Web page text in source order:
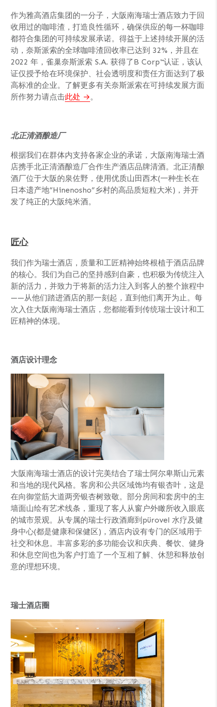
作为雅高酒店集团的一分子，大阪南海瑞士酒店致力于回
收用过的咖啡渣，打造良性循环，确保供应的每一杯咖啡
都符合集团的可持续发展承诺。得益于上述持续开展的活
动，奈斯派索的全球咖啡渣回收率已达到 32%，并且在
2022 年，雀巢奈斯派索 S.A. 获得了B Corp™认证，该认
证仅授予给在环境保护、社会透明度和责任方面达到了极
高标准的企业。了解更多有关奈斯派索在可持续发展方面
所作努力请点击此处 。
北正清酒酿造厂
根据我们在群体内支持各家企业的承诺，大阪南海瑞士酒
店携手北正清酒酿造厂合作生产酒店品牌清酒。北正清酿
酒厂位于大阪的泉佐野，使用优质山田西木(一种生长在
日本遗产地“Hinenosho”乡村的高品质短粒大米)，并开
发了纯正的大阪纯米酒。
匠心
我们作为瑞士酒店，质量和工匠精神始终根植于酒店品牌
的核心。我们为自己的坚持感到自豪，也积极为传统注入
新的活力，并致力于将新的活力注入到客人的整个旅程中
——从他们踏进酒店的那一刻起，直到他们离开为止。每
次入住大阪南海瑞士酒店，您都能看到传统瑞士设计和工
匠精神的体现。
酒店设计理念
大阪南海瑞士酒店的设计完美结合了瑞士阿尔卑斯山元素
和当地的现代风格。客房和公共区域饰均有银杏叶，这是
在向御堂筋大道两旁银杏树致敬。部分房间和套房中的主
墙面山绘有艺术线条，重现了客人从窗户外瞰所收入眼底
的城市景观。从专属的瑞士行政酒廊到pürovel 水疗及健
身中心(都是健康和保健区)，酒店内设有专门的区域用于
社交和休息。丰富多彩的多功能会议和庆典、餐饮、健身
和休息空间也为客户打造了一个互相了解、休憩和释放创
意的理想环境。
瑞士酒店圈